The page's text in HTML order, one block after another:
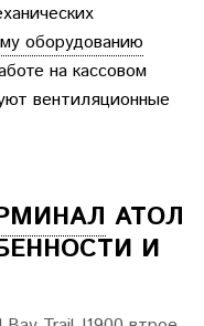
оборудованию
на кассовом
вентиляционные
АТОЛ
И